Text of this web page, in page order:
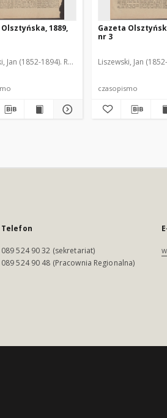
1889,
Jan (1852-1894). Red.
Gazeta
nr 3
Liszewski, Jan (1852-
czasopismo
Telefon
089 524 90 32 (sekretariat)
089 524 90 48 (Pracownia Regionalna)